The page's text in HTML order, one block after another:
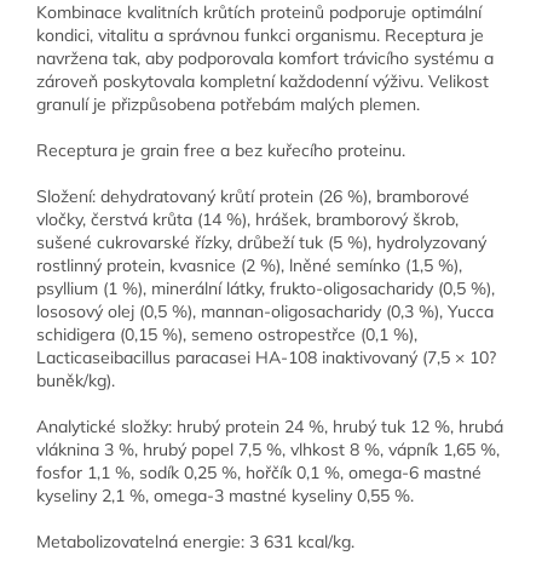
Kombinace kvalitních krůtích proteinů podporuje optimální
kondici, vitalitu a správnou funkci organismu. Receptura je
navržena tak, aby podporovala komfort trávicího systému a
zároveň poskytovala kompletní každodenní výživu. Velikost
granulí je přizpůsobena potřebám malých plemen.
Receptura je grain free a bez kuřecího proteinu.
Složení: dehydratovaný krůtí protein (26 %), bramborové
vločky, čerstvá krůta (14 %), hrášek, bramborový škrob,
sušené cukrovarské řízky, drůbeží tuk (5 %), hydrolyzovaný
rostlinný protein, kvasnice (2 %), lněné semínko (1,5 %),
psyllium (1 %), minerální látky, frukto-oligosacharidy (0,5 %),
lososový olej (0,5 %), mannan-oligosacharidy (0,3 %), Yucca
schidigera (0,15 %), semeno ostropestřce (0,1 %),
Lacticaseibacillus paracasei HA-108 inaktivovaný (7,5 × 10?
buněk/kg).
Analytické složky: hrubý protein 24 %, hrubý tuk 12 %, hrubá
vláknina 3 %, hrubý popel 7,5 %, vlhkost 8 %, vápník 1,65 %,
fosfor 1,1 %, sodík 0,25 %, hořčík 0,1 %, omega-6 mastné
kyseliny 2,1 %, omega-3 mastné kyseliny 0,55 %.
Metabolizovatelná energie: 3 631 kcal/kg.